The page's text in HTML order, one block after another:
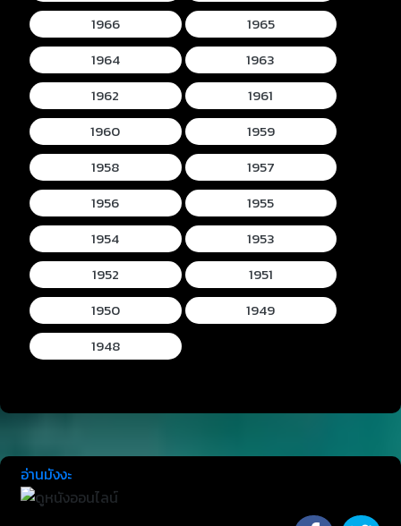
1966
1965
1964
1963
1962
1961
1960
1959
1958
1957
1956
1955
1954
1953
1952
1951
1950
1949
1948
อ่านมังงะ